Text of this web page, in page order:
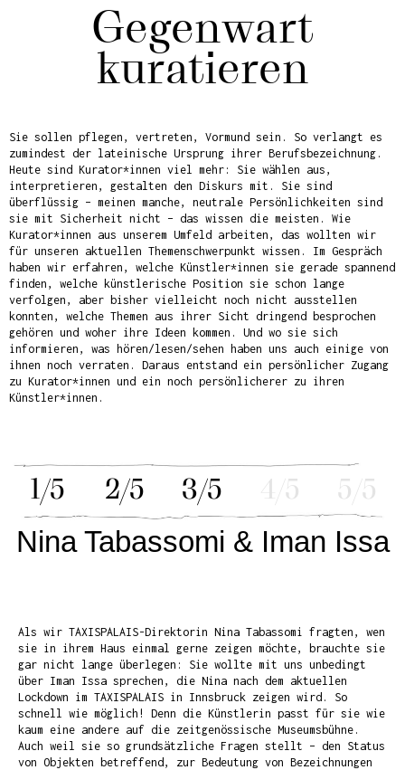
Gegenwart
kuratieren
Sie sollen pflegen, vertreten, Vormund sein. So verlangt es
zumindest der lateinische Ursprung ihrer Berufsbezeichnung.
Heute sind Kurator*innen viel mehr: Sie wählen aus,
interpretieren, gestalten den Diskurs mit. Sie sind
überflüssig – meinen manche, neutrale Persönlichkeiten sind
sie mit Sicherheit nicht – das wissen die meisten. Wie
Kurator*innen aus unserem Umfeld arbeiten, das wollten wir
für unseren aktuellen Themenschwerpunkt wissen. Im Gespräch
haben wir erfahren, welche Künstler*innen sie gerade spannend
finden, welche künstlerische Position sie schon lange
verfolgen, aber bisher vielleicht noch nicht ausstellen
konnten, welche Themen aus ihrer Sicht dringend besprochen
gehören und woher ihre Ideen kommen. Und wo sie sich
informieren, was hören/lesen/sehen haben uns auch einige von
ihnen noch verraten. Daraus entstand ein persönlicher Zugang
zu Kurator*innen und ein noch persönlicherer zu ihren
Künstler*innen.
1/5 2/5 3/5 4/5 5/5
Nina Tabassomi & Iman Issa
Als wir TAXISPALAIS-Direktorin Nina Tabassomi fragten, wen
sie in ihrem Haus einmal gerne zeigen möchte, brauchte sie
gar nicht lange überlegen: Sie wollte mit uns unbedingt
über Iman Issa sprechen, die Nina nach dem aktuellen
Lockdown im TAXISPALAIS in Innsbruck zeigen wird. So
schnell wie möglich! Denn die Künstlerin passt für sie wie
kaum eine andere auf die zeitgenössische Museumsbühne.
Auch weil sie so grundsätzliche Fragen stellt – den Status
von Objekten betreffend, zur Bedeutung von Bezeichnungen